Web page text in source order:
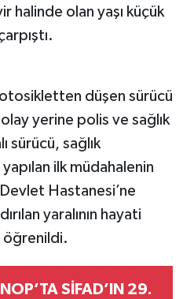
halinde olan yaşı küçük
düşen sürücü
yerine polis ve sağlık
sürücü, sağlık
ilk müdahalenin
Hastanesi’ne
yaralının hayati
öğrenildi.
SİFAD’IN 29.